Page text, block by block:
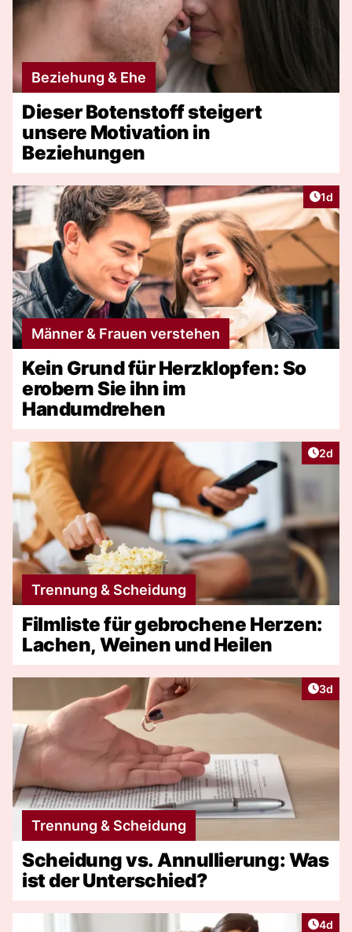
Beziehung & Ehe
Dieser Botenstoff steigert
unsere Motivation in
Beziehungen
1d
Männer & Frauen verstehen
Kein Grund für Herzklopfen: So
erobern Sie ihn im
Handumdrehen
2d
Trennung & Scheidung
Filmliste für gebrochene Herzen:
Lachen, Weinen und Heilen
3d
Trennung & Scheidung
Scheidung vs. Annullierung: Was
ist der Unterschied?
4d